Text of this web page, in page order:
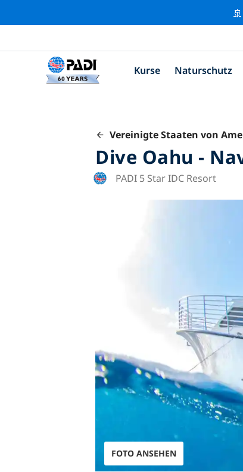
Kurse Naturschutz
Vereinigte Staaten von
Dive Oahu -
PADI 5 Star IDC Resort
FOTO ANSEHEN